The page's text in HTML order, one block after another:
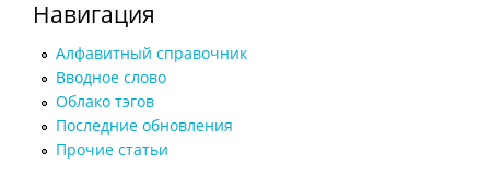
Навигация
Алфавитный справочник
Вводное слово
Облако тэгов
Последние обновления
Прочие статьи